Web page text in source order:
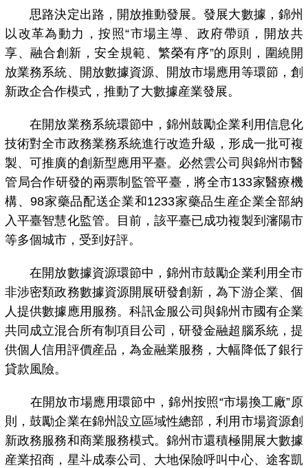
思路決定出路，開放推動發展。發展大數據，錦州
以改革為動力，按照“市場主導、政府帶頭，開放共
享、融合創新，安全規範、繁榮有序”的原則，圍繞開
放業務系統、開放數據資源、開放市場應用等環節，創
新政企合作模式，推動了大數據産業發展。
在開放業務系統環節中，錦州鼓勵企業利用信息化
技術對全市政務業務系統進行改造升級，形成一批可複
製、可推廣的創新型應用平臺。必然雲公司與錦州市醫
管局合作研發的兩票制監管平臺，將全市133家醫療機
構、98家藥品配送企業和1233家藥品生産企業全部納
入平臺智慧化監管。目前，該平臺已成功複製到瀋陽市
等多個城市，受到好評。
在開放數據資源環節中，錦州市鼓勵企業利用全市
非涉密類政務數據資源開展研發創新，為下游企業、個
人提供數據應用服務。科訊金服公司與錦州市國有企業
共同成立混合所有制項目公司，研發金融超腦系統，提
供個人信用評價産品，為金融業服務，大幅降低了銀行
貸款風險。
在開放市場應用環節中，錦州按照“市場換工廠”原
則，鼓勵企業在錦州設立區域性總部，利用市場資源創
新政務服務和商業服務模式。錦州市還積極開展大數據
産業招商，星斗成泰公司、大地保險呼叫中心、途客凱